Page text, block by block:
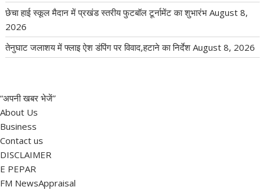
छेचा हाई स्कूल मैदान में प्रखंड स्तरीय फुटबॉल टूर्नामेंट का शुभारंभ August 8,
2026
तेनुघाट जलाशय में फ्लाइ ऐश डंपिंग पर विवाद,हटाने का निर्देश August 8, 2026
“अपनी खबर भेजें”
About Us
Business
Contact us
DISCLAIMER
E PEPAR
FM NewsAppraisal